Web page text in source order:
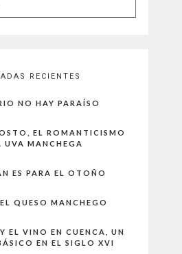
RECIENTES
NO HAY PARAÍSO
EL ROMANTICISMO
UVA MANCHEGA
ES PARA EL OTOÑO
QUESO MANCHEGO
EL VINO EN CUENCA, UN
EN EL SIGLO XVI